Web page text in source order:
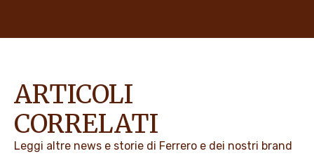
ARTICOLI
CORRELATI
Leggi altre news e storie di Ferrero e dei nostri brand